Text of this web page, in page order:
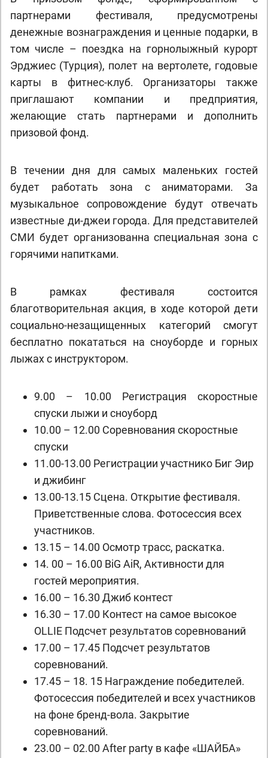
партнерами фестиваля, предусмотрены
денежные вознаграждения и ценные подарки, в
том числе – поездка на горнолыжный курорт
Эрджиес (Турция), полет на вертолете, годовые
карты в фитнес-клуб. Организаторы также
приглашают компании и предприятия,
желающие стать партнерами и дополнить
призовой фонд.
В течении дня для самых маленьких гостей
будет работать зона с аниматорами. За
музыкальное сопровождение будут отвечать
известные ди-джеи города. Для представителей
СМИ будет организованна специальная зона с
горячими напитками.
В рамках фестиваля состоится
благотворительная акция, в ходе которой дети
социально-незащищенных категорий смогут
бесплатно покататься на сноуборде и горных
лыжах с инструктором.
9.00 – 10.00 Регистрация скоростные
спуски лыжи и сноуборд
10.00 – 12.00 Соревнования скоростные
спуски
11.00-13.00 Регистрации участнико Биг Эир
и джибинг
13.00-13.15 Сцена. Открытие фестиваля.
Приветственные слова. Фотосессия всех
участников.
13.15 – 14.00 Осмотр трасс, раскатка.
14. 00 – 16.00 BiG AiR, Активности для
гостей мероприятия.
16.00 – 16.30 Джиб контест
16.30 – 17.00 Контест на самое высокое
OLLIE Подсчет результатов соревнований
17.00 – 17.45 Подсчет результатов
соревнований.
17.45 – 18. 15 Награждение победителей.
Фотосессия победителей и всех участников
на фоне бренд-вола. Закрытие
соревнований.
23.00 – 02.00 After party в кафе «ШАЙБА»